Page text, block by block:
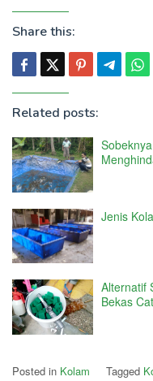
Share this:
Related posts:
Jenis
Alternatif
Bekas Cat
Posted in Kolam Tagged